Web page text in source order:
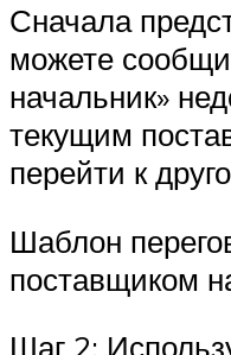
Сначала
можете
начальник»
текущим
перейти к
Шаблон
поставщиком
Шаг 2: